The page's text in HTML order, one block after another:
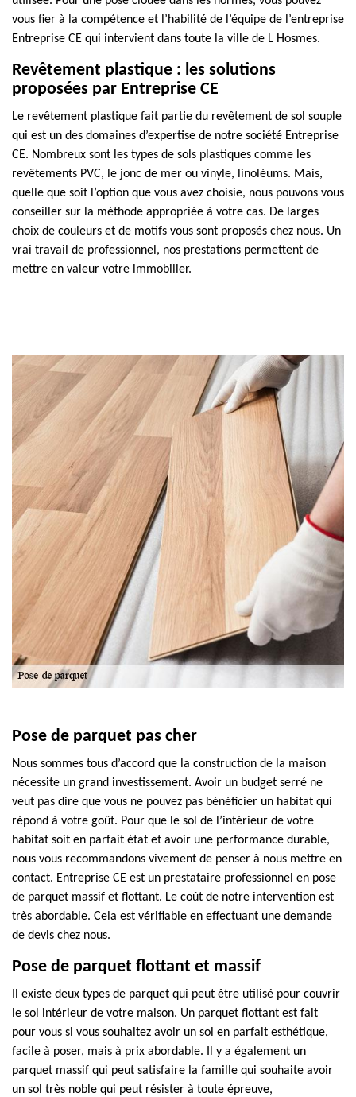
vous fier à la compétence et l’habilité de l’équipe de l’entreprise
Entreprise CE qui intervient dans toute la ville de L Hosmes.
Revêtement plastique : les solutions
proposées par Entreprise CE
Le revêtement plastique fait partie du revêtement de sol souple
qui est un des domaines d’expertise de notre société Entreprise
CE. Nombreux sont les types de sols plastiques comme les
revêtements PVC, le jonc de mer ou vinyle, linoléums. Mais,
quelle que soit l’option que vous avez choisie, nous pouvons vous
conseiller sur la méthode appropriée à votre cas. De larges
choix de couleurs et de motifs vous sont proposés chez nous. Un
vrai travail de professionnel, nos prestations permettent de
mettre en valeur votre immobilier.
Pose de parquet pas cher
Nous sommes tous d’accord que la construction de la maison
nécessite un grand investissement. Avoir un budget serré ne
veut pas dire que vous ne pouvez pas bénéficier un habitat qui
répond à votre goût. Pour que le sol de l’intérieur de votre
habitat soit en parfait état et avoir une performance durable,
nous vous recommandons vivement de penser à nous mettre en
contact. Entreprise CE est un prestataire professionnel en pose
de parquet massif et flottant. Le coût de notre intervention est
très abordable. Cela est vérifiable en effectuant une demande
de devis chez nous.
Pose de parquet flottant et massif
Il existe deux types de parquet qui peut être utilisé pour couvrir
le sol intérieur de votre maison. Un parquet flottant est fait
pour vous si vous souhaitez avoir un sol en parfait esthétique,
facile à poser, mais à prix abordable. Il y a également un
parquet massif qui peut satisfaire la famille qui souhaite avoir
un sol très noble qui peut résister à toute épreuve,